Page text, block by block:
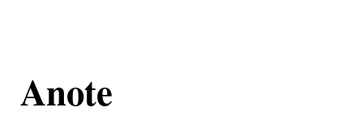
Anote